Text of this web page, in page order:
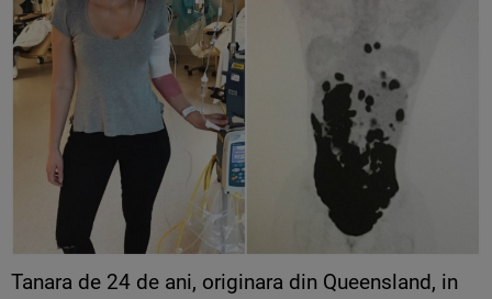
Tanara de 24 de ani, originara din Queensland, in